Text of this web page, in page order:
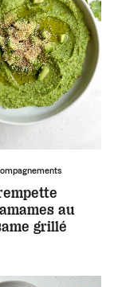
au
grillé